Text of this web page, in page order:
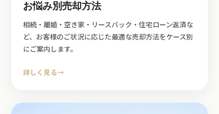
お悩み別売却方法
相続・離婚・空き家・リースバック・住宅ローン返済な
ど、お客様のご状況に応じた最適な売却方法をケース別
にご案内します。
詳しく見る→